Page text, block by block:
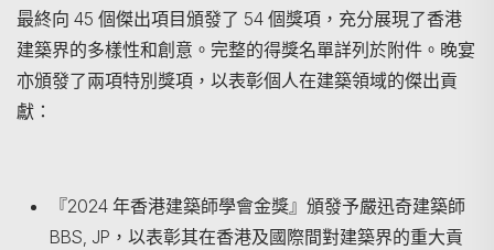
搜尋
最終向 45 個傑出項目頒發了 54 個獎項，充分展現了香港
建築界的多樣性和創意。 完整的得獎名單詳列於附件。 晚宴
亦頒發了兩項特別獎項，以表彰個人在建築領域的傑出貢
獻：
『2024 年香港建築師學會金獎』頒發予嚴迅奇建築師
BBS, JP，以表彰其在香港及國際間對建築界的重大貢